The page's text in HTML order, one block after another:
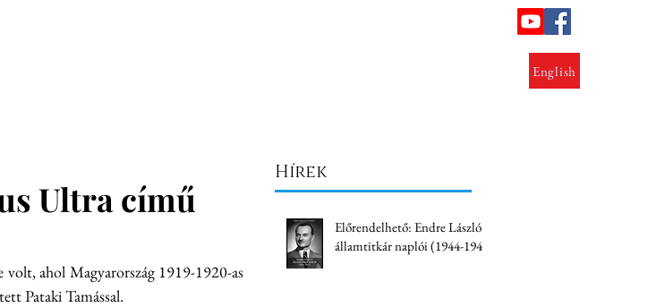
English
Ultra című
ahol Magyarország 1919-1920-as
Pataki Tamással.
Hírek
Előrendelhető: Endre László
államtitkár naplói (1944-1945)